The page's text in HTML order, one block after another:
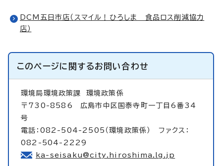
DCM五日市店（スマイル！ひろしま 食品ロス削減協力
店）
このページに関するお問い合わせ
環境局環境政策課 環境政策係
〒730-8586 広島市中区国泰寺町一丁目6番34
号
電話：082-504-2505（環境政策係） ファクス：
082-504-2229
ka-seisaku@city.hiroshima.lg.jp